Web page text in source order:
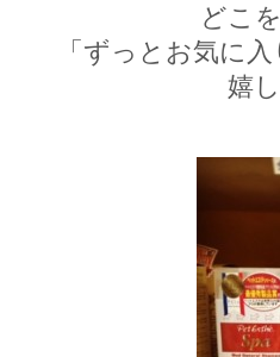
どこ
「ずっとお気に
嬉